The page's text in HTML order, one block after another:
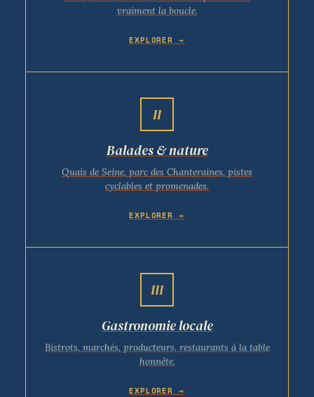
vraiment la boucle.
EXPLORER →
II
Balades & nature
Quais de Seine, parc des Chanteraines, pistes
cyclables et promenades.
EXPLORER →
III
Gastronomie locale
Bistrots, marchés, producteurs, restaurants à la table
honnête.
EXPLORER →